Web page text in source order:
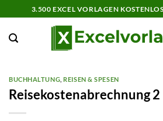
Inhalt
springen
3.500 EXCEL VORLAGEN
BUCHHALTUNG ,REISEN & SPESEN
Reisekostenabrechnung 2